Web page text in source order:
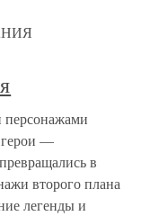
герои —
в
второго плана
легенды и